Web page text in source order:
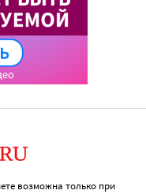
возможна только при